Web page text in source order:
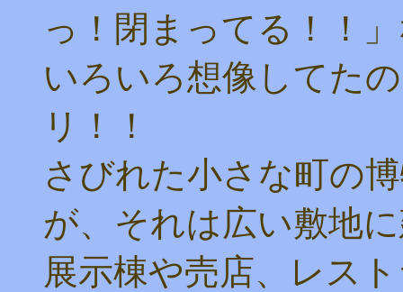
っ！閉まってる！！
いろいろ想像してた
リ！！
さびれた小さな町の
が、それは広い敷地
展示棟や売店、レス